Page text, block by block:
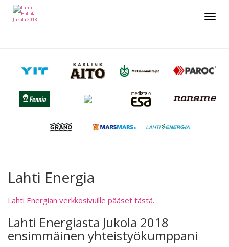
Toggle
Lahti Energia
Lahti Energian verkkosivuille pääset tästä.
Lahti Energiasta Jukola 2018
ensimmäinen yhteistyökumppani